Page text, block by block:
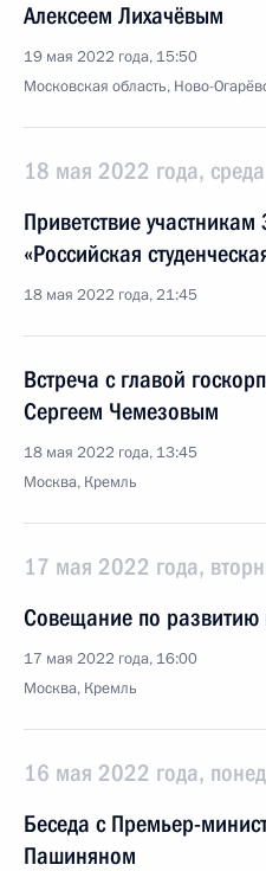
Алексеем Лихачёвым
19 мая 2022 года, 15:50
Московская область, Ново-
18 мая 2022 года, среда
Приветствие
«Российская
18 мая 2022 года, 21:45
Встреча с главой
Сергеем Чемезовым
18 мая 2022 года, 13:45
Москва, Кремль
17 мая 2022 года,
Совещание по развитию
17 мая 2022 года, 16:00
Москва, Кремль
16 мая 2022 года,
Беседа с Премьер-
Пашиняном